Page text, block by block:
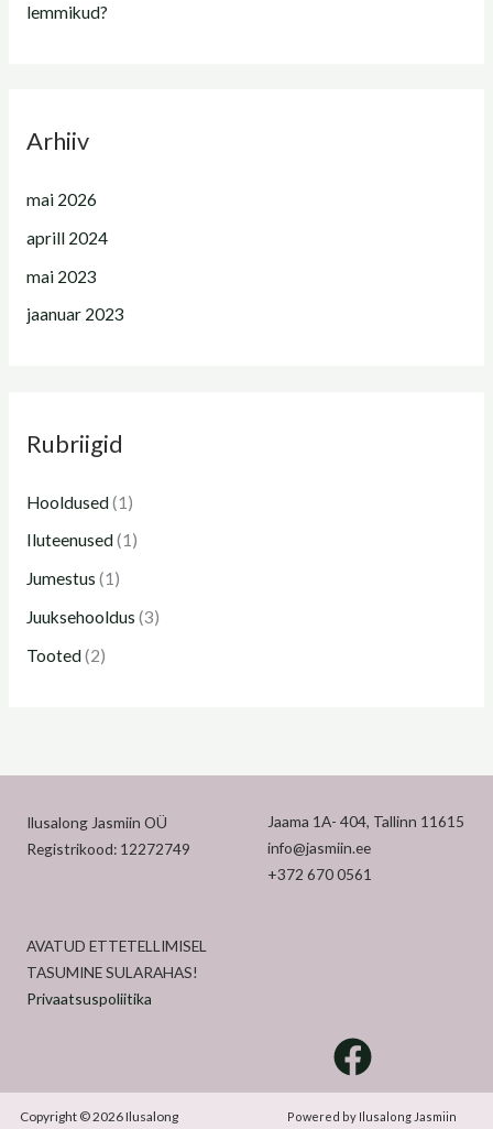
lemmikud?
Arhiiv
mai 2026
aprill 2024
mai 2023
jaanuar 2023
Rubriigid
Hooldused(1)
Iluteenused(1)
Jumestus (1)
Juuksehooldus (3)
Tooted(2)
Ilusalong Jasmiin OÜ
Registrikood: 12272749
Jaama 1A- 404, Tallinn 11615
info@jasmiin.ee
+372 670 0561
AVATUD ETTETELLIMISEL
TASUMINE SULARAHAS!
Privaatsuspoliitika
Copyright © 2026 Ilusalong Powered by Ilusalong Jasmiin